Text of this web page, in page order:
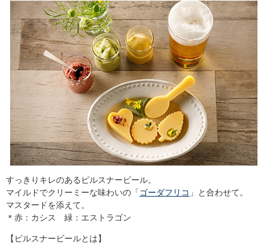
すっきりキレのあるピルスナービール。
マイルドでクリーミーな味わいの「 ゴーダフリコ 」と合わせて。
マスタードを添えて。
＊赤：カシス 緑：エストラゴン
【ピルスナービールとは】